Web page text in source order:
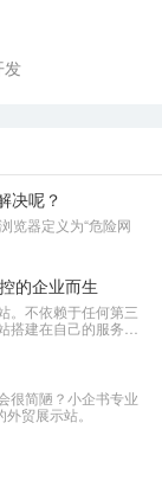
发
决呢？
览器定义为“危险网
的企业而生
。不依赖于任何第三
建在自己的服务器
很简陋？小企书专业
贸展示站。